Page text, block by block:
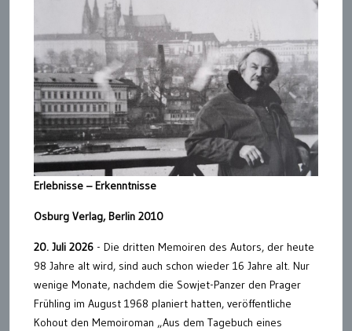
Erlebnisse – Erkenntnisse
Osburg Verlag, Berlin 2010
20. Juli 2026 - Die dritten Memoiren des Autors, der heute
98 Jahre alt wird, sind auch schon wieder 16 Jahre alt. Nur
wenige Monate, nachdem die Sowjet-Panzer den Prager
Frühling im August 1968 planiert hatten, veröffentliche
Kohout den Memoiroman „Aus dem Tagebuch eines